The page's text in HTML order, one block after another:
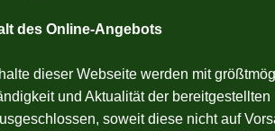
des Online-Angebots
dieser Webseite werden mit
und Aktualität der
soweit diese nicht auf